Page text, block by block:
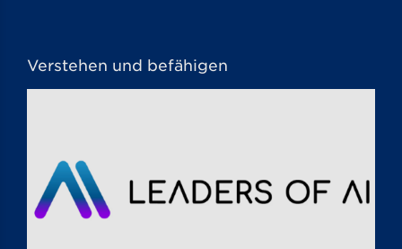
Verstehen und befähigen